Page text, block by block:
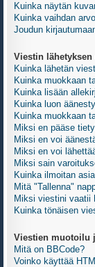
Kuinka näytän
Kuinka vaihdan
Joudun
Viestin lähetyksen
Kuinka lähetän
Kuinka muokkaan
Kuinka lisään
Kuinka luon
Kuinka muokkaan
Miksi en pääse
Miksi en voi
Miksi en voi
Miksi sain
Kuinka ilmoitan
Mitä "Tallenna"
Miksi viestini vaatii
Kuinka tönäisen
Viestien muotoilu
Mitä on BBCode?
Voinko käyttää